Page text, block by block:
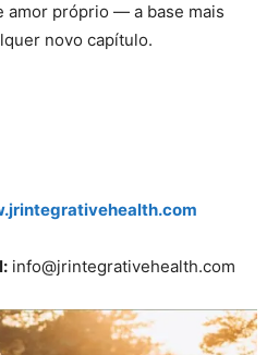
amor próprio — a base mais
novo capítulo.
info@jrintegrativehealth.com